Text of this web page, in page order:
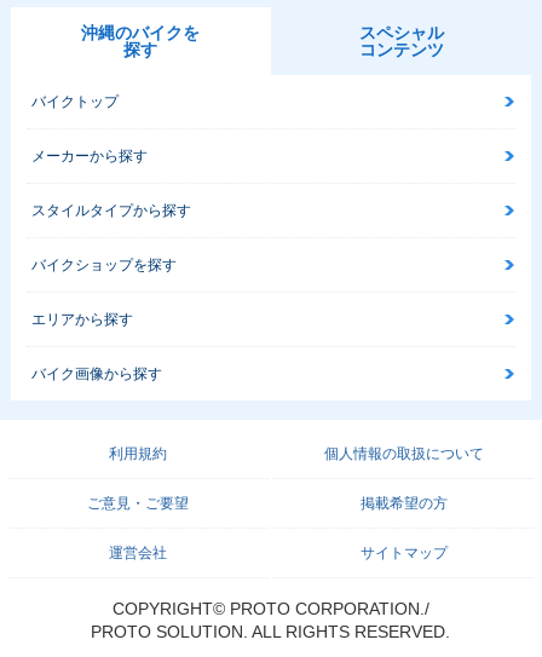
沖縄のバイクを
探す
スペシャル
コンテンツ
バイクトップ
メーカーから探す
スタイルタイプから探す
バイクショップを探す
エリアから探す
バイク画像から探す
利用規約 個人情報の取扱について
ご意見・ご要望 掲載希望の方
運営会社 サイトマップ
COPYRIGHT© PROTO CORPORATION./
PROTO SOLUTION. ALL RIGHTS RESERVED.